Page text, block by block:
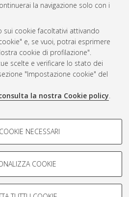
la navigazione solo con i
sui cookie facoltativi attivando
e, se vuoi, potrai esprimere
cookie di profilazione".
scelte e verificare lo stato dei
"Impostazione cookie" del
la nostra Cookie policy.
-
analizzare le caratteristiche della
profili in base al loro comportamento
NECESSARI
COOKIE